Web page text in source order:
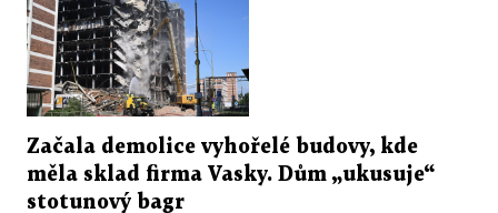
Začala demolice vyhořelé budovy, kde
měla sklad firma Vasky. Dům „ukusuje“
stotunový bagr